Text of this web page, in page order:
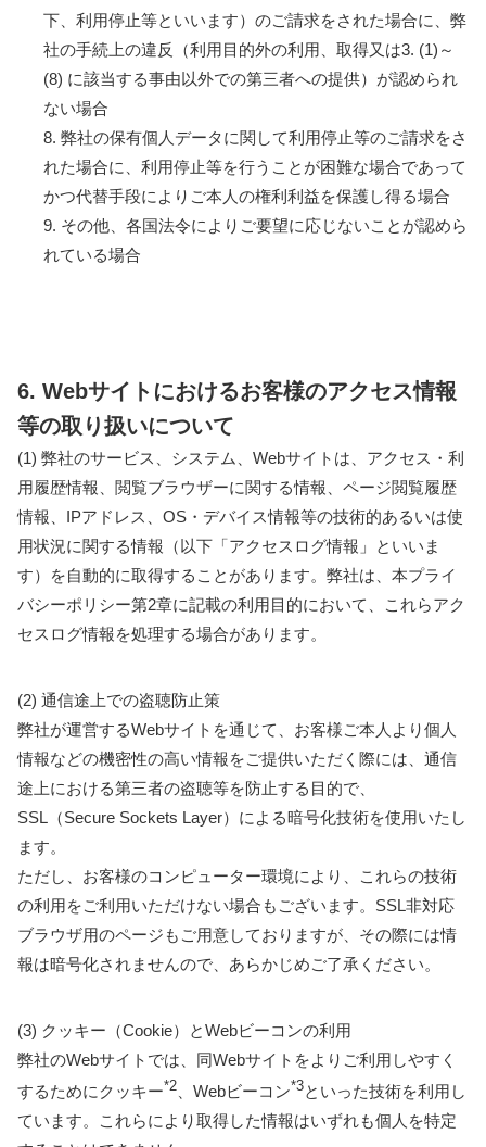
下、利用停止等といいます）のご請求をされた場合に、弊
社の手続上の違反（利用目的外の利用、取得又は3. (1)～
(8) に該当する事由以外での第三者への提供）が認められ
ない場合
8. 弊社の保有個人データに関して利用停止等のご請求をさ
れた場合に、利用停止等を行うことが困難な場合であって
かつ代替手段によりご本人の権利利益を保護し得る場合
9. その他、各国法令によりご要望に応じないことが認めら
れている場合
6. Webサイトにおけるお客様のアクセス情報
等の取り扱いについて
(1) 弊社のサービス、システム、Webサイトは、アクセス・利
用履歴情報、閲覧ブラウザーに関する情報、ページ閲覧履歴
情報、IPアドレス、OS・デバイス情報等の技術的あるいは使
用状況に関する情報（以下「アクセスログ情報」といいま
す）を自動的に取得することがあります。弊社は、本プライ
バシーポリシー第2章に記載の利用目的において、これらアク
セスログ情報を処理する場合があります。
(2) 通信途上での盗聴防止策
弊社が運営するWebサイトを通じて、お客様ご本人より個人
情報などの機密性の高い情報をご提供いただく際には、通信
途上における第三者の盗聴等を防止する目的で、
SSL（Secure Sockets Layer）による暗号化技術を使用いたし
ます。
ただし、お客様のコンピューター環境により、これらの技術
の利用をご利用いただけない場合もございます。SSL非対応
ブラウザ用のページもご用意しておりますが、その際には情
報は暗号化されませんので、あらかじめご了承ください。
(3) クッキー（Cookie）とWebビーコンの利用
弊社のWebサイトでは、同Webサイトをよりご利用しやすく
するためにクッキー*2 、Webビーコン*3といった技術を利用し
ています。これらにより取得した情報はいずれも個人を特定